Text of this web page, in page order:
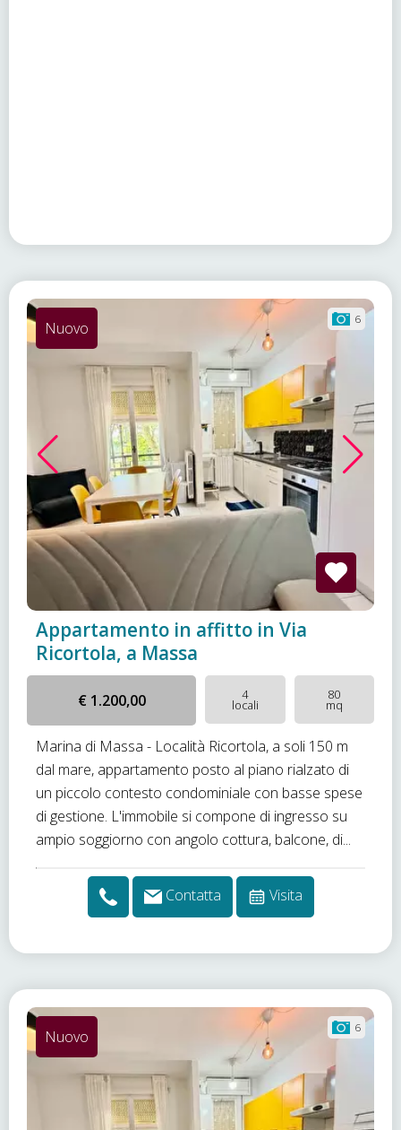
6
Nuovo
Appartamento in affitto in Via
Ricortola, a Massa
€ 1.200,00 4
locali
80
mq
Marina di Massa - Località Ricortola, a soli 150 m
dal mare, appartamento posto al piano rialzato di
un piccolo contesto condominiale con basse spese
di gestione. L'immobile si compone di ingresso su
ampio soggiorno con angolo cottura, balcone, di...
Contatta Visita
6
Nuovo